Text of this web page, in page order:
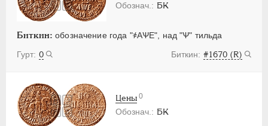
БК
Биткин: обозначение года "҂АѰЕ", над "Ѱ" тильда
0
#1670 (R)
БК
Цены 0